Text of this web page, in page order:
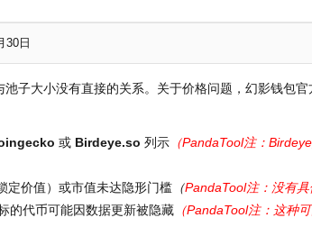
30日
子大小没有直接的关系。关于价格问题，幻影钱包官
或 Birdeye.so 列示 （PandaTool注：
定价值）或市值未达隐形门槛 （PandaTool注：没有具
的代币可能因数据更新被隐藏 （PandaTool注：这种可